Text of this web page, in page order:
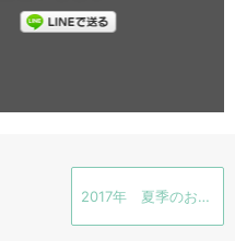
2017年 夏季のお休みのお知らせ 8月 夏休み